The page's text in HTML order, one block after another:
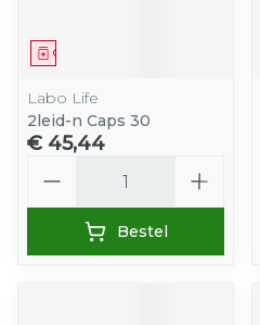
Geneesmiddel
Labo Life
2leid-n Caps 30
€ 45,44
Bestel